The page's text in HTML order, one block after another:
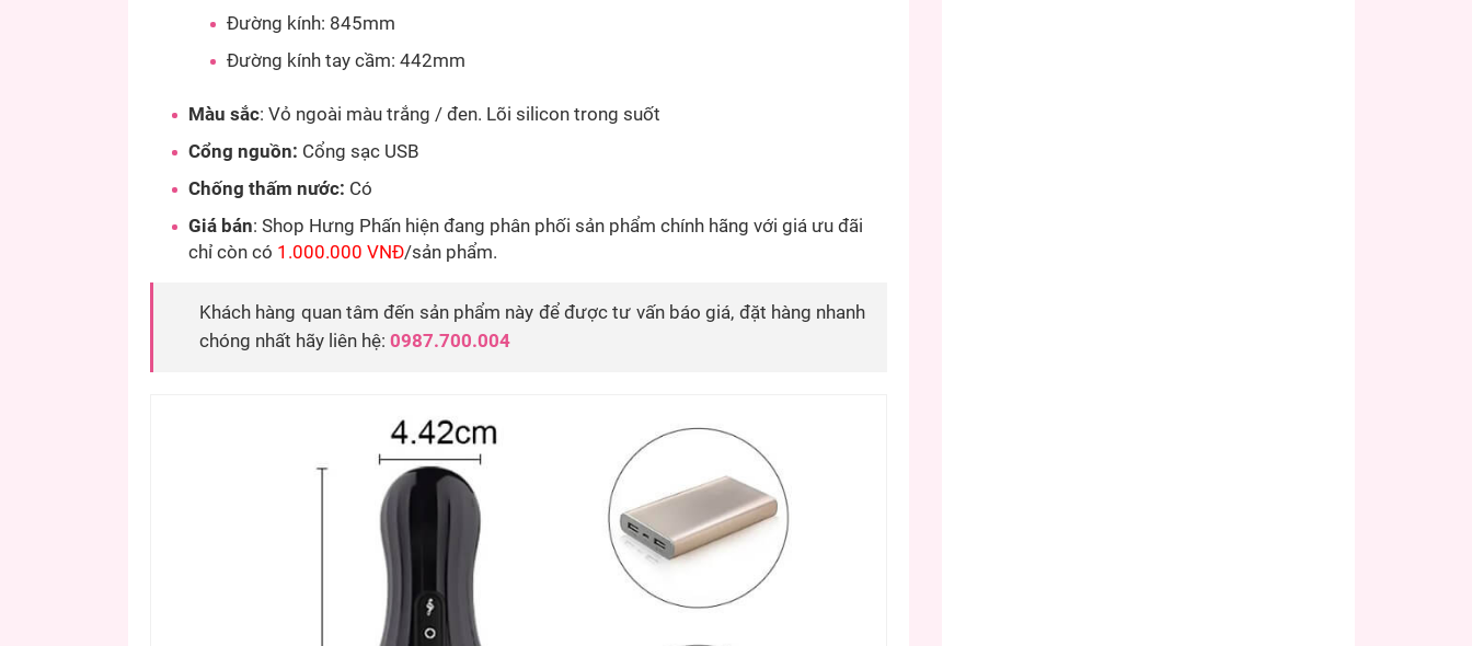
Đường kính: 845mm
Đường kính tay cầm: 442mm
Màu sắc: Vỏ ngoài màu trắng / đen. Lõi silicon trong suốt
Cổng nguồn: Cổng sạc USB
Chống thấm nước: Có
Giá bán: Shop Hưng Phấn hiện đang phân phối sản phẩm chính hãng với giá ưu đãi
chỉ còn có 1.000.000 VNĐ/sản phẩm.
Khách hàng quan tâm đến sản phẩm này để được tư vấn báo giá, đặt hàng nhanh
chóng nhất hãy liên hệ: 0987.700.004